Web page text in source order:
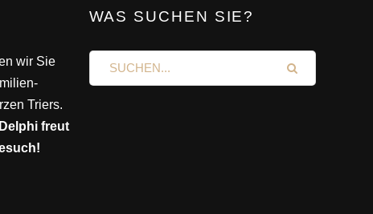
wir Sie
Triers.
freut
WAS SUCHEN SIE?